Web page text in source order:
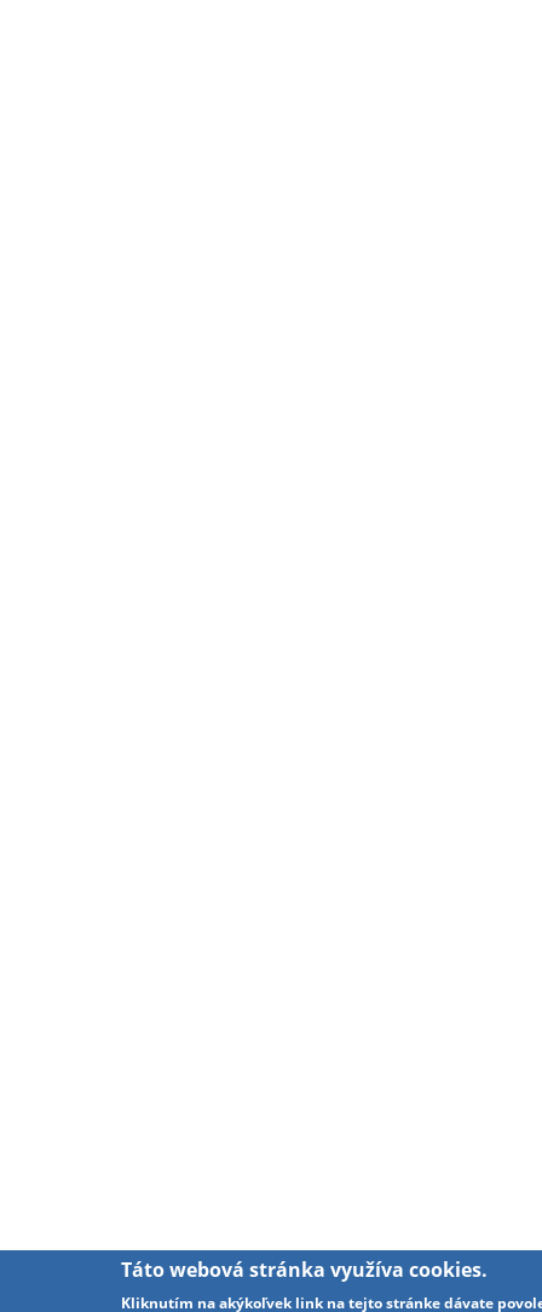
Táto webová stránka využíva cookies.
Kliknutím na akýkoľvek link na tejto stránke dávate